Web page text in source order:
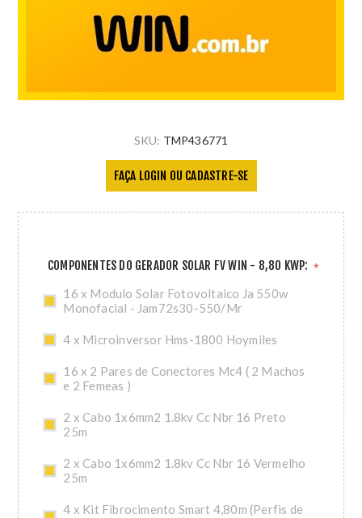
SKU: TMP436771
FAÇA LOGIN OU CADASTRE-SE
COMPONENTES DO GERADOR SOLAR FV WIN - 8,80 KWP: *
16 x Modulo Solar Fotovoltaico Ja 550w
Monofacial - Jam72s30-550/Mr
4 x Microinversor Hms-1800 Hoymiles
16 x 2 Pares de Conectores Mc4 ( 2 Machos
e 2 Femeas )
2 x Cabo 1x6mm2 1.8kv Cc Nbr 16 Preto
25m
2 x Cabo 1x6mm2 1.8kv Cc Nbr 16 Vermelho
25m
4 x Kit Fibrocimento Smart 4,80m (Perfis de